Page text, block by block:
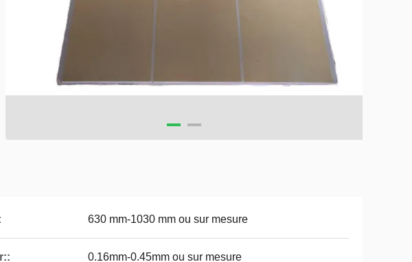
630 mm-1030 mm ou sur mesure
0.16mm-0.45mm ou sur mesure